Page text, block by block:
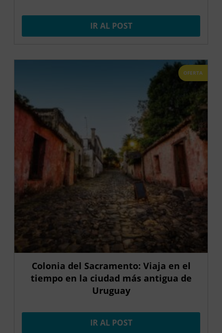
IR AL POST
OFERTA
Colonia del Sacramento: Viaja en el
tiempo en la ciudad más antigua de
Uruguay
IR AL POST